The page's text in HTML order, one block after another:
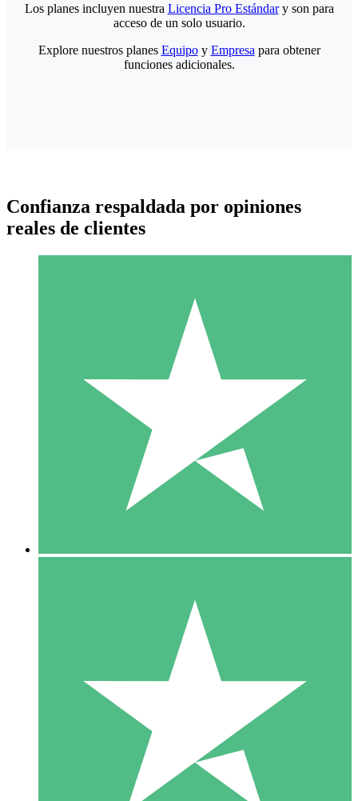
Paquetes de Créditos Individuales
Paga según el uso con créditos de descarga. Sin compromiso
10 00
10 Descargas
20 00
Los planes incluyen nuestra Licencia Pro Estándary son para
acceso de un solo usuario.
Explore nuestros planes Equipoy Empresa para obtener
funciones adicionales.
Confianza respaldada por opiniones
reales de clientes